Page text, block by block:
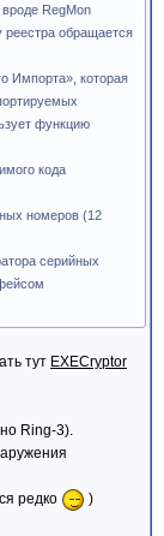
RegMon
реестра обращается
Импорта», которая
функцию
кода
номеров (12
серийных
тут EXECryptor
Ring-3).
редко
)